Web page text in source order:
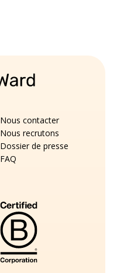
Nous contacter
Nous recrutons
Dossier de presse
FAQ